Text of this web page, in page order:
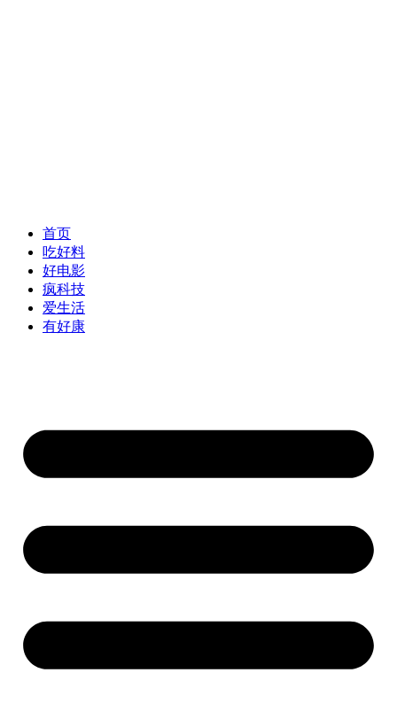
首页
吃好料
好电影
疯科技
爱生活
有好康